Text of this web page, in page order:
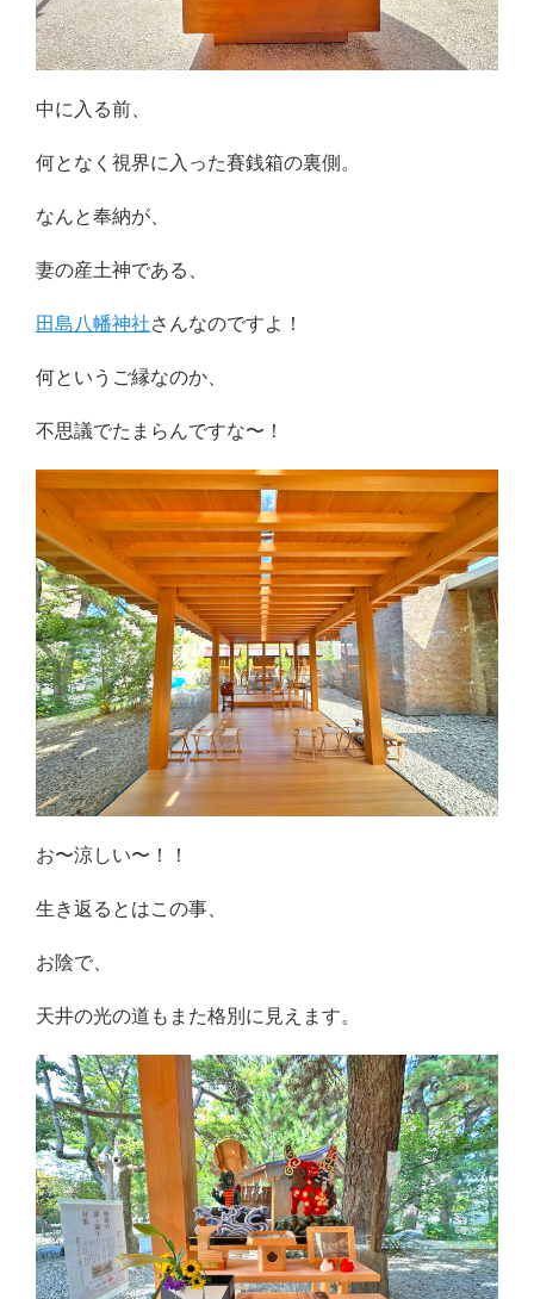
中に入る前、
何となく視界に入った賽銭箱の裏側。
なんと奉納が、
妻の産土神である、
田島八幡神社さんなのですよ！
何というご縁なのか、
不思議でたまらんですな〜！
お〜涼しい〜！！
生き返るとはこの事、
お陰で、
天井の光の道もまた格別に見えます。